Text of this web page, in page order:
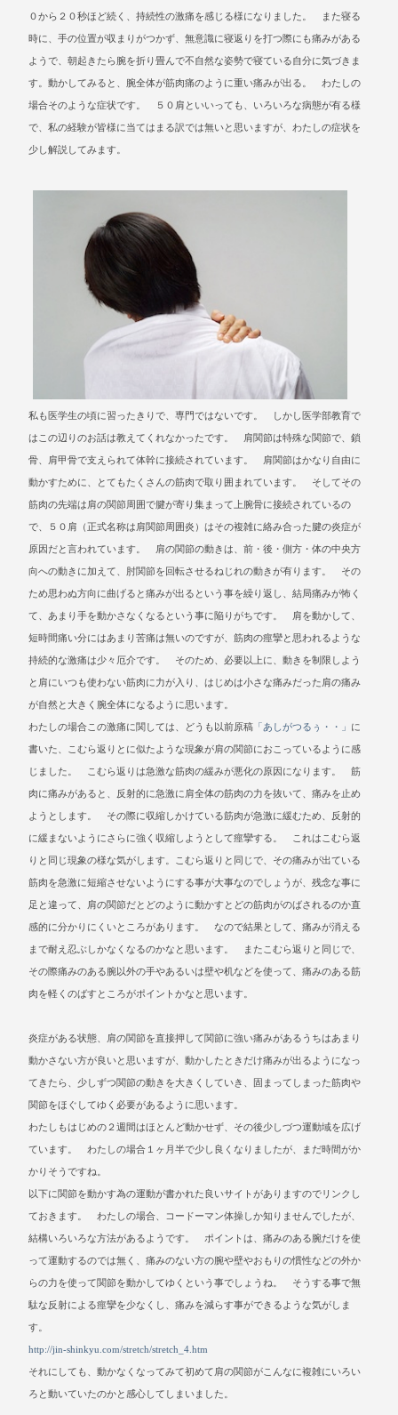
０から２０秒ほど続く、持続性の激痛を感じる様になりました。 また寝る
時に、手の位置が収まりがつかず、無意識に寝返りを打つ際にも痛みがある
ようで、朝起きたら腕を折り畳んで不自然な姿勢で寝ている自分に気づきま
す。動かしてみると、腕全体が筋肉痛のように重い痛みが出る。 わたしの
場合そのような症状です。 ５０肩といいっても、いろいろな病態が有る様
で、私の経験が皆様に当てはまる訳では無いと思いますが、わたしの症状を
少し解説してみます。
私も医学生の頃に習ったきりで、専門ではないです。 しかし医学部教育で
はこの辺りのお話は教えてくれなかったです。 肩関節は特殊な関節で、鎖
骨、肩甲骨で支えられて体幹に接続されています。 肩関節はかなり自由に
動かすために、とてもたくさんの筋肉で取り囲まれています。 そしてその
筋肉の先端は肩の関節周囲で腱が寄り集まって上腕骨に接続されているの
で、５０肩（正式名称は肩関節周囲炎）はその複雑に絡み合った腱の炎症が
原因だと言われています。 肩の関節の動きは、前・後・側方・体の中央方
向への動きに加えて、肘関節を回転させるねじれの動きが有ります。 その
ため思わぬ方向に曲げると痛みが出るという事を繰り返し、結局痛みが怖く
て、あまり手を動かさなくなるという事に陥りがちです。 肩を動かして、
短時間痛い分にはあまり苦痛は無いのですが、筋肉の痙攣と思われるような
持続的な激痛は少々厄介です。 そのため、必要以上に、動きを制限しよう
と肩にいつも使わない筋肉に力が入り、はじめは小さな痛みだった肩の痛み
が自然と大きく腕全体になるように思います。
わたしの場合この激痛に関しては、どうも以前原稿 「あしがつるぅ・・」 に
書いた、こむら返りとに似たような現象が肩の関節におこっているように感
じました。 こむら返りは急激な筋肉の緩みが悪化の原因になります。 筋
肉に痛みがあると、反射的に急激に肩全体の筋肉の力を抜いて、痛みを止め
ようとします。 その際に収縮しかけている筋肉が急激に緩むため、反射的
に緩まないようにさらに強く収縮しようとして痙攣する。 これはこむら返
りと同じ現象の様な気がします。こむら返りと同じで、その痛みが出ている
筋肉を急激に短縮させないようにする事が大事なのでしょうが、残念な事に
足と違って、肩の関節だとどのように動かすとどの筋肉がのばされるのか直
感的に分かりにくいところがあります。 なので結果として、痛みが消える
まで耐え忍ぶしかなくなるのかなと思います。 またこむら返りと同じで、
その際痛みのある腕以外の手やあるいは壁や机などを使って、痛みのある筋
肉を軽くのばすところがポイントかなと思います。
炎症がある状態、肩の関節を直接押して関節に強い痛みがあるうちはあまり
動かさない方が良いと思いますが、動かしたときだけ痛みが出るようになっ
てきたら、少しずつ関節の動きを大きくしていき、固まってしまった筋肉や
関節をほぐしてゆく必要があるように思います。
わたしもはじめの２週間はほとんど動かせず、その後少しづつ運動域を広げ
ています。 わたしの場合１ヶ月半で少し良くなりましたが、まだ時間がか
かりそうですね。
以下に関節を動かす為の運動が書かれた良いサイトがありますのでリンクし
ておきます。 わたしの場合、コードーマン体操しか知りませんでしたが、
結構いろいろな方法があるようです。 ポイントは、痛みのある腕だけを使
って運動するのでは無く、痛みのない方の腕や壁やおもりの慣性などの外か
らの力を使って関節を動かしてゆくという事でしょうね。 そうする事で無
駄な反射による痙攣を少なくし、痛みを減らす事ができるような気がしま
す。
http://jin-shinkyu.com/stretch/stretch_4.htm
それにしても、動かなくなってみて初めて肩の関節がこんなに複雑にいろい
ろと動いていたのかと感心してしまいました。